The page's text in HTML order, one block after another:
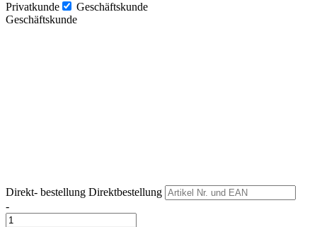
Privatkunde
Geschäftskunde
Geschäftskunde
Direkt- bestellung Direktbestellung
-